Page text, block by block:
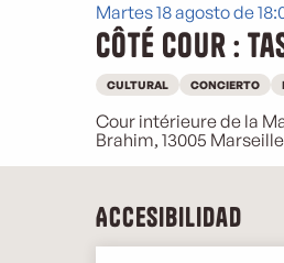
Martes 18 agosto de
Côté Cour :
CULTURAL CONCIERTO
Cour intérieure de la
Brahim, 13005
Accesibilidad